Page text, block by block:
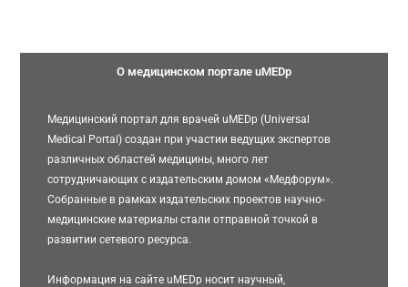
О медицинском портале uMEDp
Медицинский портал для врачей uMEDp (Universal
Medical Portal) создан при участии ведущих экспертов
различных областей медицины, много лет
сотрудничающих с издательским домом «Медфорум».
Собранные в рамках издательских проектов научно-
медицинские материалы стали отправной точкой в
развитии сетевого ресурса.
Информация на сайте uMEDp носит научный,